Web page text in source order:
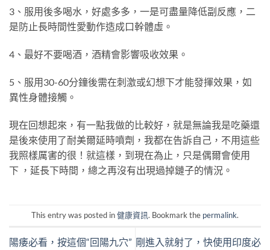
3、服用後多喝水，好處多多，一是可盡量降低副反應，二
是防止長時間性愛動作造成口幹體虛。
4、最好不要喝酒，酒精會影響吸收效果。
5、服用30-60分鐘後需在刺激或幻想下才能發揮效果，如
異性身體接觸。
現在回想起來，有一點我做的比較好，就是無論我是吃藥還
是後來使用了耐美爾延時噴劑，我都在告訴自己，不用這些
我照樣厲害的很！就這樣，到現在為止，只是偶爾會使用
下 ，延長下時間，總之再沒有出現過掉鏈子的情況。
This entry was posted in健康資訊. Bookmark the permalink.
陽痿必看，按這個“回陽九穴” 剛進入就射了，快使用印度必